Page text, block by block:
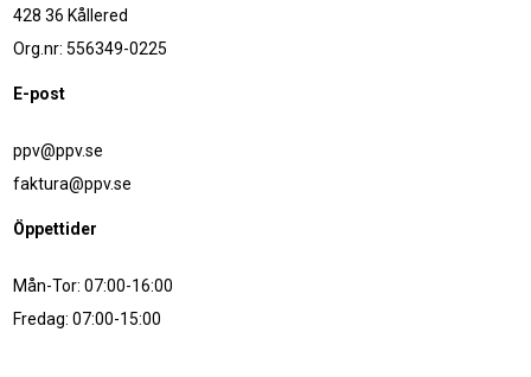
428 36 Kållered
Org.nr: 556349-0225
E-post
ppv@ppv.se
faktura@ppv.se
Öppettider
Mån-Tor: 07:00-16:00
Fredag: 07:00-15:00